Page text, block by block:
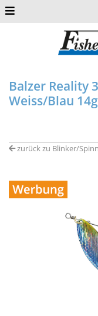
Balzer Reality
Weiss/Blau
zurück zu Blinker/